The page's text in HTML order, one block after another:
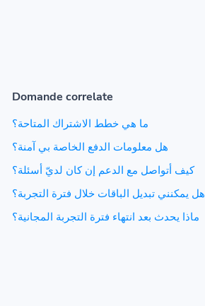
Domande correlate
ما هي خطط الاشتراك المتاحة؟
هل معلومات الدفع الخاصة بي آمنة؟
كيف أتواصل مع الدعم إن كان لديّ أسئلة؟
هل يمكنني تبديل الباقات خلال فترة التجربة؟
ماذا يحدث بعد انتهاء فترة التجربة المجانية؟